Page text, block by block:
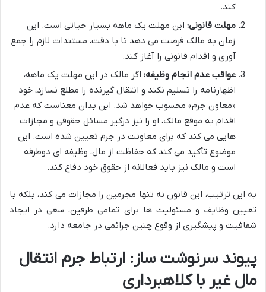
کند.
مهلت قانونی: این مهلت یک ماهه بسیار حیاتی است. این
زمان به مالک فرصت می دهد تا با دقت، مستندات لازم را جمع
آوری و اقدام قانونی را آغاز کند.
عواقب عدم انجام وظیفه: اگر مالک در این مهلت یک ماهه،
اظهارنامه را تسلیم نکند و انتقال گیرنده را مطلع نسازد، خود
«معاون جرم» محسوب خواهد شد. این بدان معناست که عدم
اقدام به موقع مالک، او را نیز درگیر مسائل حقوقی و مجازات
هایی می کند که برای معاونت در جرم تعیین شده است. این
موضوع تأکید می کند که حفاظت از مال، وظیفه ای دوطرفه
است و مالک نیز باید فعالانه از حقوق خود دفاع کند.
به این ترتیب، این قانون نه تنها مجرمین را مجازات می کند، بلکه با
تعیین وظایف و مسئولیت ها برای تمامی طرفین، سعی در ایجاد
شفافیت و پیشگیری از وقوع چنین جرائمی در جامعه دارد.
پیوند سرنوشت ساز: ارتباط جرم انتقال
مال غیر با کلاهبرداری